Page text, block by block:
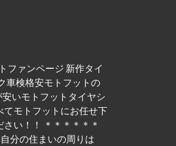
ファンページ 新作タイ
車検格安モトフットの
いモトフットタイヤシ
てモトフットにお任せ下
い！！ ＊＊＊＊＊＊
分の住まいの周りは